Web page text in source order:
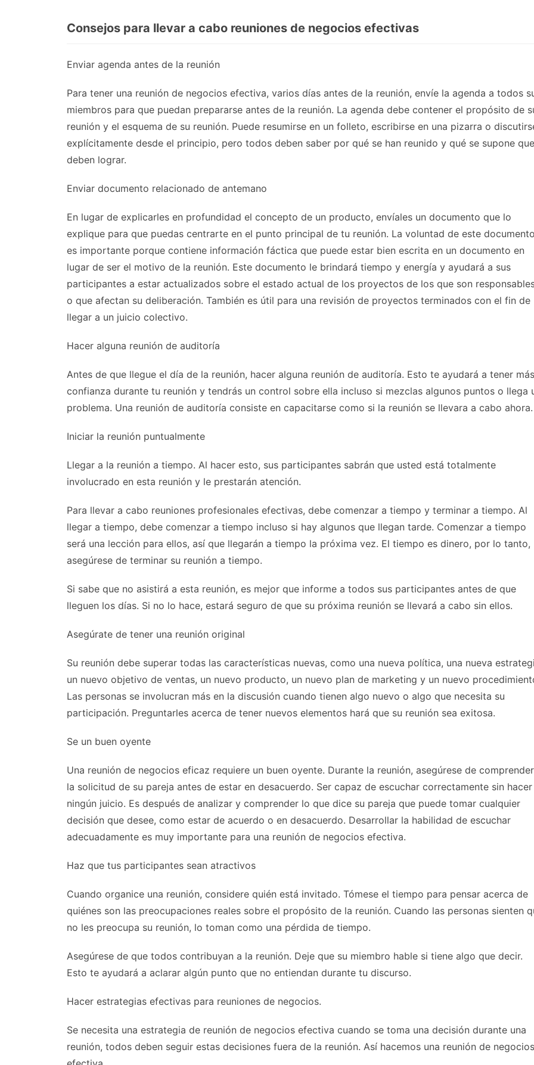
Consejos para llevar a cabo reuniones de negocios efectivas
Enviar agenda antes de la reunión
Para tener una reunión de negocios efectiva, varios días antes de la reunión, envíe la agenda a todos
miembros para que puedan prepararse antes de la reunión. La agenda debe contener el propósito de
reunión y el esquema de su reunión. Puede resumirse en un folleto, escribirse en una pizarra o
explícitamente desde el principio, pero todos deben saber por qué se han reunido y qué se supone que
deben lograr.
Enviar documento relacionado de antemano
En lugar de explicarles en profundidad el concepto de un producto, envíales un documento que lo
explique para que puedas centrarte en el punto principal de tu reunión. La voluntad de este documento
es importante porque contiene información fáctica que puede estar bien escrita en un documento en
lugar de ser el motivo de la reunión. Este documento le brindará tiempo y energía y ayudará a sus
participantes a estar actualizados sobre el estado actual de los proyectos de los que son
o que afectan su deliberación. También es útil para una revisión de proyectos terminados con el fin de
llegar a un juicio colectivo.
Hacer alguna reunión de auditoría
Antes de que llegue el día de la reunión, hacer alguna reunión de auditoría. Esto te ayudará a tener más
confianza durante tu reunión y tendrás un control sobre ella incluso si mezclas algunos puntos o llega
problema. Una reunión de auditoría consiste en capacitarse como si la reunión se llevara a cabo ahora.
Iniciar la reunión puntualmente
Llegar a la reunión a tiempo. Al hacer esto, sus participantes sabrán que usted está totalmente
involucrado en esta reunión y le prestarán atención.
Para llevar a cabo reuniones profesionales efectivas, debe comenzar a tiempo y terminar a tiempo. Al
llegar a tiempo, debe comenzar a tiempo incluso si hay algunos que llegan tarde. Comenzar a tiempo
será una lección para ellos, así que llegarán a tiempo la próxima vez. El tiempo es dinero, por lo tanto,
asegúrese de terminar su reunión a tiempo.
Si sabe que no asistirá a esta reunión, es mejor que informe a todos sus participantes antes de que
lleguen los días. Si no lo hace, estará seguro de que su próxima reunión se llevará a cabo sin ellos.
Asegúrate de tener una reunión original
Su reunión debe superar todas las características nuevas, como una nueva política, una nueva
un nuevo objetivo de ventas, un nuevo producto, un nuevo plan de marketing y un nuevo
Las personas se involucran más en la discusión cuando tienen algo nuevo o algo que necesita su
participación. Preguntarles acerca de tener nuevos elementos hará que su reunión sea exitosa.
Se un buen oyente
Una reunión de negocios eficaz requiere un buen oyente. Durante la reunión, asegúrese de comprender
la solicitud de su pareja antes de estar en desacuerdo. Ser capaz de escuchar correctamente sin hacer
ningún juicio. Es después de analizar y comprender lo que dice su pareja que puede tomar cualquier
decisión que desee, como estar de acuerdo o en desacuerdo. Desarrollar la habilidad de escuchar
adecuadamente es muy importante para una reunión de negocios efectiva.
Haz que tus participantes sean atractivos
Cuando organice una reunión, considere quién está invitado. Tómese el tiempo para pensar acerca de
quiénes son las preocupaciones reales sobre el propósito de la reunión. Cuando las personas sienten
no les preocupa su reunión, lo toman como una pérdida de tiempo.
Asegúrese de que todos contribuyan a la reunión. Deje que su miembro hable si tiene algo que decir.
Esto te ayudará a aclarar algún punto que no entiendan durante tu discurso.
Hacer estrategias efectivas para reuniones de negocios.
Se necesita una estrategia de reunión de negocios efectiva cuando se toma una decisión durante una
reunión, todos deben seguir estas decisiones fuera de la reunión. Así hacemos una reunión de negocios